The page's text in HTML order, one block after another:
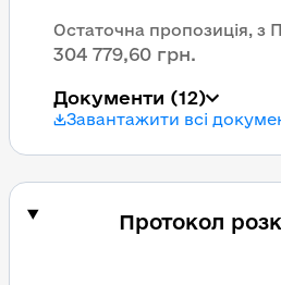
Остаточна пропозиція, з
304 779,60 грн.
Документи (12)
Завантажити всі
Протокол